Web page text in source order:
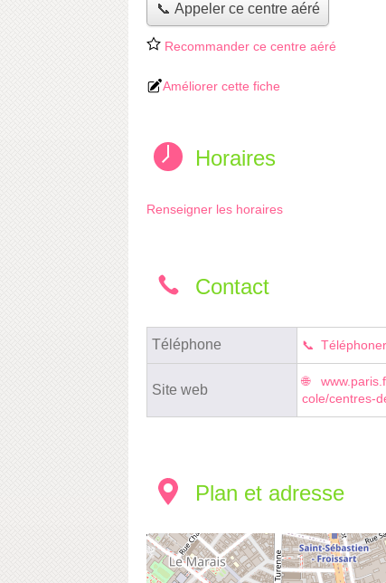
📞 Appeler ce centre aéré
Recommander ce centre aéré
Améliorer cette fiche
Horaires
Renseigner les horaires
Contact
Téléphone
Site web
cole/centres-
Plan et adresse